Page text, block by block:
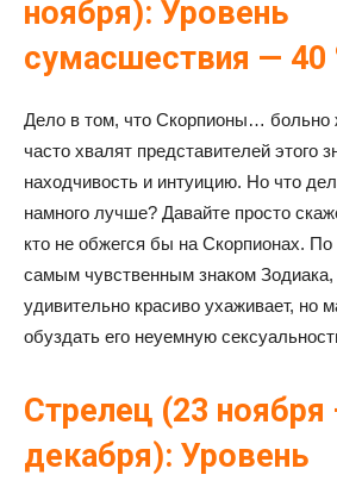
ноября): Уровень
сумасшествия — 40
Дело в том, что Скорпионы… больно
часто хвалят представителей этого
находчивость и интуицию. Но что
намного лучше? Давайте просто
кто не обжегся бы на Скорпионах. По
самым чувственным знаком
удивительно красиво ухаживает, но
обуздать его неуемную
Стрелец (23 ноября
декабря): Уровень